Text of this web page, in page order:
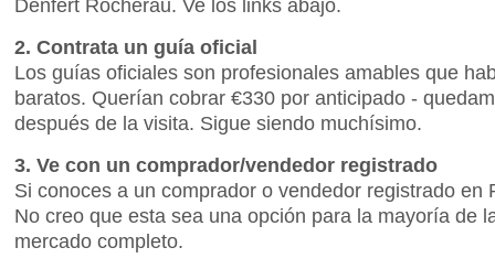
Denfert Rocherau. Ve los links abajo.
2. Contrata un guía oficial
Los guías oficiales son profesionales amables que
baratos. Querían cobrar €330 por anticipado -
después de la visita. Sigue siendo muchísimo.
3. Ve con un comprador/vendedor registrado
Si conoces a un comprador o vendedor registrado
No creo que esta sea una opción para la mayoría de
mercado completo.